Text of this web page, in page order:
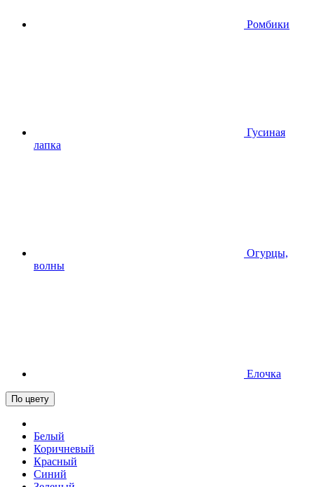
Ромбики
Гусиная
лапка
Огурцы,
волны
Елочка
По цвету
Белый
Коричневый
Красный
Синий